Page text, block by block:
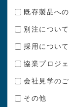
既存製品へ
別注につい
採用につい
協業プロジ
会社見学の
その他